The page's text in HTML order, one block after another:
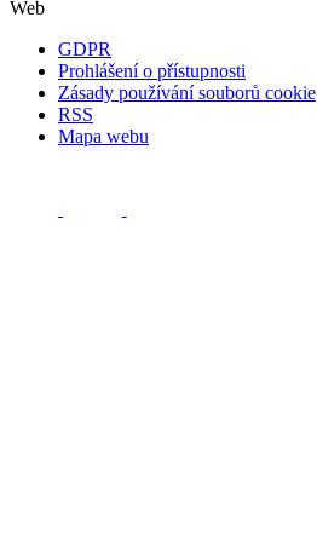
Web
GDPR
Prohlášení o přístupnosti
Zásady používání souborů cookie
RSS
Mapa webu